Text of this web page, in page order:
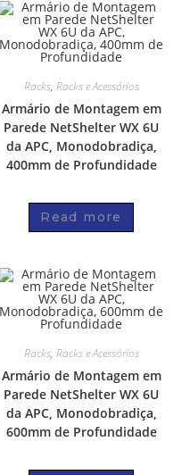
Racks, Racks e Acessórios
Armário de Montagem em
Parede NetShelter WX 6U
da APC, Monodobradiça,
400mm de Profundidade
Read more
Racks, Racks e Acessórios
Armário de Montagem em
Parede NetShelter WX 6U
da APC, Monodobradiça,
600mm de Profundidade